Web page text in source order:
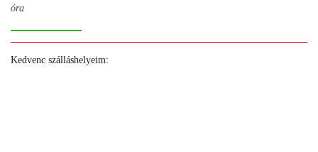
óra
Kedvenc szálláshelyeim: